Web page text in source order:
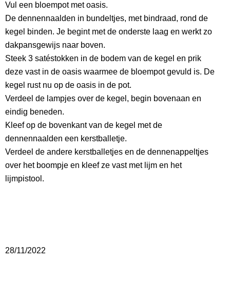
Vul een bloempot met oasis.
De dennennaalden in bundeltjes, met bindraad, rond de
kegel binden. Je begint met de onderste laag en werkt zo
dakpansgewijs naar boven.
Steek 3 satéstokken in de bodem van de kegel en prik
deze vast in de oasis waarmee de bloempot gevuld is. De
kegel rust nu op de oasis in de pot.
Verdeel de lampjes over de kegel, begin bovenaan en
eindig beneden.
Kleef op de bovenkant van de kegel met de
dennennaalden een kerstballetje.
Verdeel de andere kerstballetjes en de dennenappeltjes
over het boompje en kleef ze vast met lijm en het
lijmpistool.
28/11/2022